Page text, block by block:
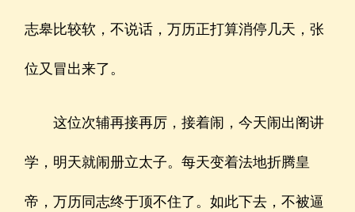
志皋比较软，不说话，万历正打算消停几天，张
位又冒出来了。
这位次辅再接再厉，接着闹，今天闹出阁讲
学，明天就闹册立太子。每天变着法地折腾皇
帝，万历同志终于顶不住了。如此下去，不被逼